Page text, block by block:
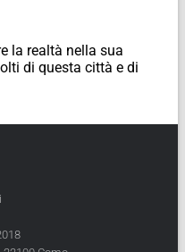
la realtà nella sua
di questa città e di